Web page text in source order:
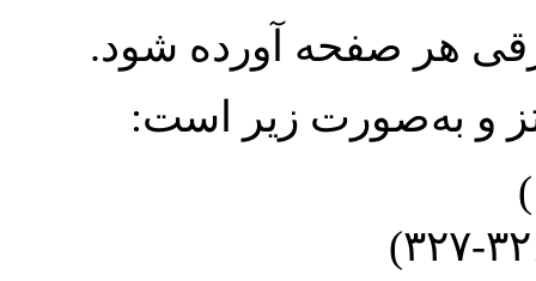
هر صفحه آورده شود.
و به‌صورت زیر است: